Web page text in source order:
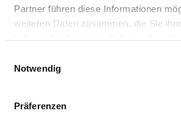
Partner führen diese Informationen
weiteren Daten zusammen, die Sie
Notwendig
Präferenzen
NOTFALLVERSORGUNG